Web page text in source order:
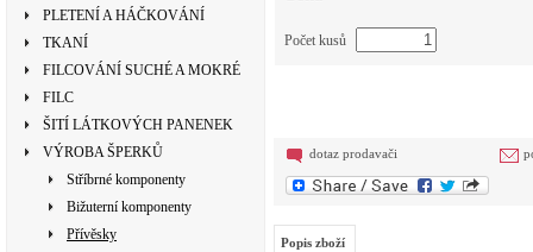
PLETENÍ A HÁČKOVÁNÍ
TKANÍ
FILCOVÁNÍ SUCHÉ A MOKRÉ
FILC
ŠITÍ LÁTKOVÝCH PANENEK
VÝROBA ŠPERKŮ
Stříbrné komponenty
Bižuterní komponenty
Přívěsky
Počet kusů
dotaz prodavači
Popis zboží